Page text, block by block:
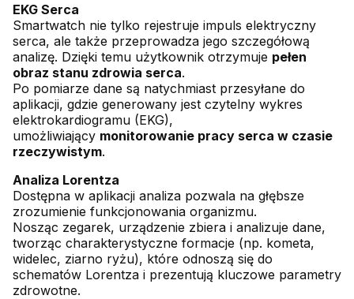
EKG Serca
Smartwatch nie tylko rejestruje impuls elektryczny
serca, ale także przeprowadza jego szczegółową
analizę. Dzięki temu użytkownik otrzymuje pełen
obraz stanu zdrowia serca.
Po pomiarze dane są natychmiast przesyłane do
aplikacji, gdzie generowany jest czytelny wykres
elektrokardiogramu (EKG),
umożliwiający monitorowanie pracy serca w czasie
rzeczywistym.
Analiza Lorentza
Dostępna w aplikacji analiza pozwala na głębsze
zrozumienie funkcjonowania organizmu.
Nosząc zegarek, urządzenie zbiera i analizuje dane,
tworząc charakterystyczne formacje (np. kometa,
widelec, ziarno ryżu), które odnoszą się do
schematów Lorentza i prezentują kluczowe parametry
zdrowotne.